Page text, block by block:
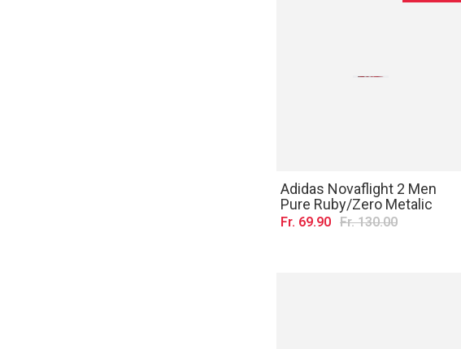
Adidas Novaflight 2 Men
Pure Ruby/Zero Metalic
Fr. 69.90 Fr. 130.00